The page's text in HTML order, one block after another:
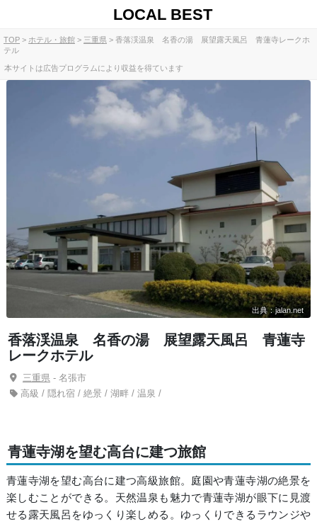
LOCAL BEST
TOP ホテル・旅館 三重県
香落渓温泉 名香の湯 展望露天風呂 青蓮寺レークホ
テル
本サイトは広告プログラムにより収益を得ています
出典：jalan.net
香落渓温泉 名香の湯 展望露天風呂 青蓮寺
レークホテル
三重県- 名張市
高級 / 隠れ宿 / 絶景 / 湖畔 / 温泉 /
青蓮寺湖を望む高台に建つ旅館
青蓮寺湖を望む高台に建つ高級旅館。庭園や青蓮寺湖の絶景を
楽しむことができる。天然温泉も魅力で青蓮寺湖が眼下に見渡
せる露天風呂をゆっくり楽しめる。ゆっくりできるラウンジや